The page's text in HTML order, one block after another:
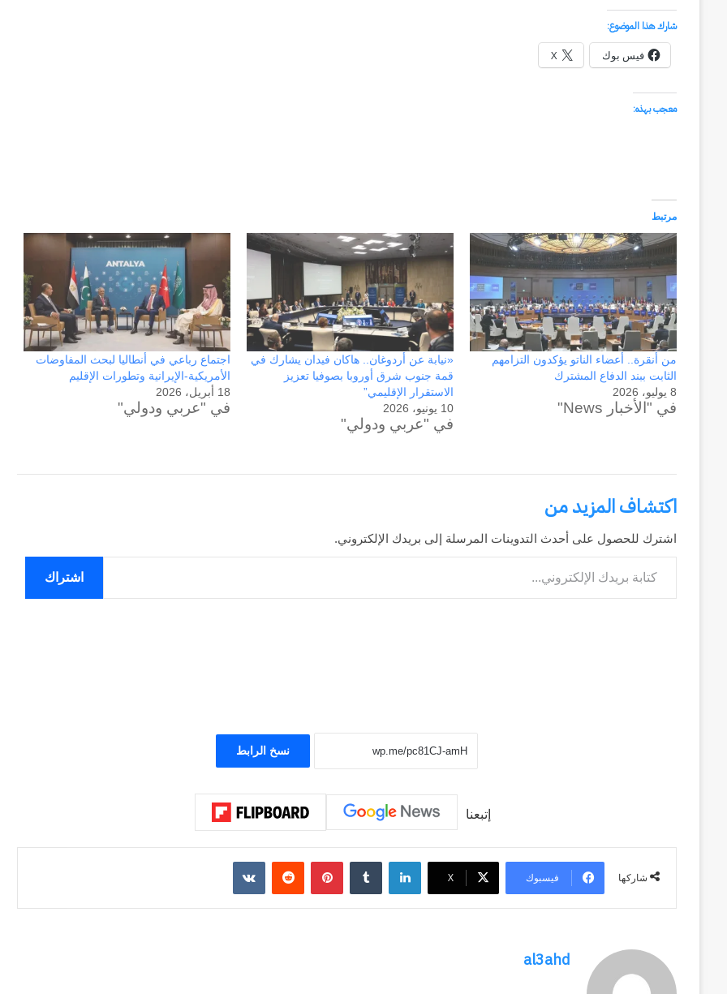
شارك هذا الموضوع:
فيس بوك
X
معجب بهذه:
مرتبط
من أنقرة.. أعضاء الناتو يؤكدون التزامهم
الثابت ببند الدفاع المشترك
8 يوليو، 2026
في "الأخبار News"
«نيابة عن أردوغان.. هاكان فيدان يشارك في
قمة جنوب شرق أوروبا بصوفيا تعزيز
الاستقرار الإقليمي”
10 يونيو، 2026
في "عربي ودولي"
اجتماع رباعي في أنطاليا لبحث المفاوضات
الأمريكية-الإيرانية وتطورات الإقليم
18 أبريل، 2026
في "عربي ودولي"
اكتشاف المزيد من
اشترك للحصول على أحدث التدوينات المرسلة إلى بريدك الإلكتروني.
كتابة بريدك الإلكتروني...
اشتراك
نسخ الرابط
إتبعنا
شاركها فيسبوك ‫X
لينكدإن
‏Tumblr بينتيريست
‏Reddit
‏VKontakte
al3ahd
يوليو..
سبعون
عاماً
من
المراقبة
وإعادة
الحسابات
منذ أسبوعين
وكالة الـ CIA و ٢٣ يوليو.. سبعون عاماً من المراقبة
وإعادة الحسابات
الحرب حربين والضربة القاضية (٣)